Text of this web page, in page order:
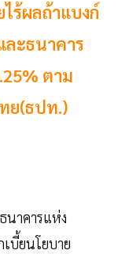
ร้ผลถ้าแบงก์
ละธนาคาร
ตาม
ย(ธปท.)
นาคารแห่ง
บี้ยนโยบาย